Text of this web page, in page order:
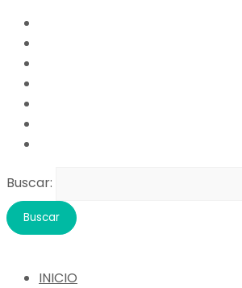
Buscar:
INICIO